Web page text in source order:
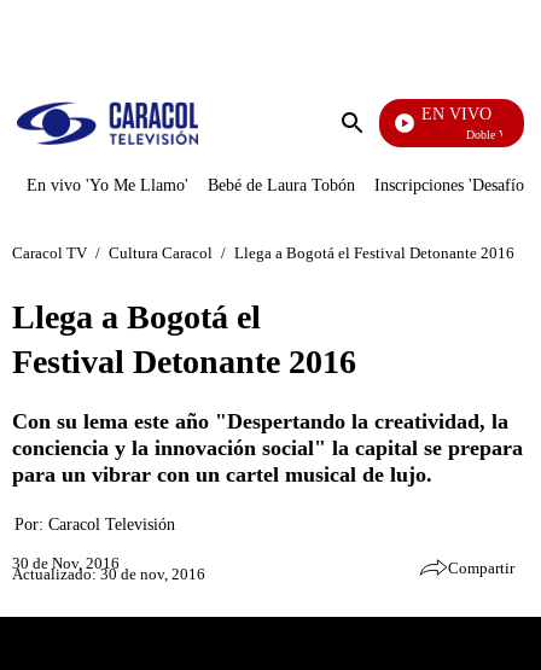
Enviar
EN VIVO
Doble Vía
En vivo 'Yo Me Llamo' Bebé de Laura Tobón Inscripciones 'Desafío'
Caracol TV / Cultura Caracol / Llega a Bogotá el Festival Detonante 2016
Llega a Bogotá el
Festival Detonante 2016
Con su lema este año "Despertando la creatividad, la
conciencia y la innovación social" la capital se prepara
para un vibrar con un cartel musical de lujo.
Por: Caracol Televisión
30 de Nov, 2016
Actualizado: 30 de nov, 2016 Compartir